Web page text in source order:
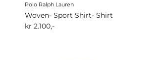
Polo Ralph Lauren
Woven- Sport Shirt- Shirt
kr 2.100,-